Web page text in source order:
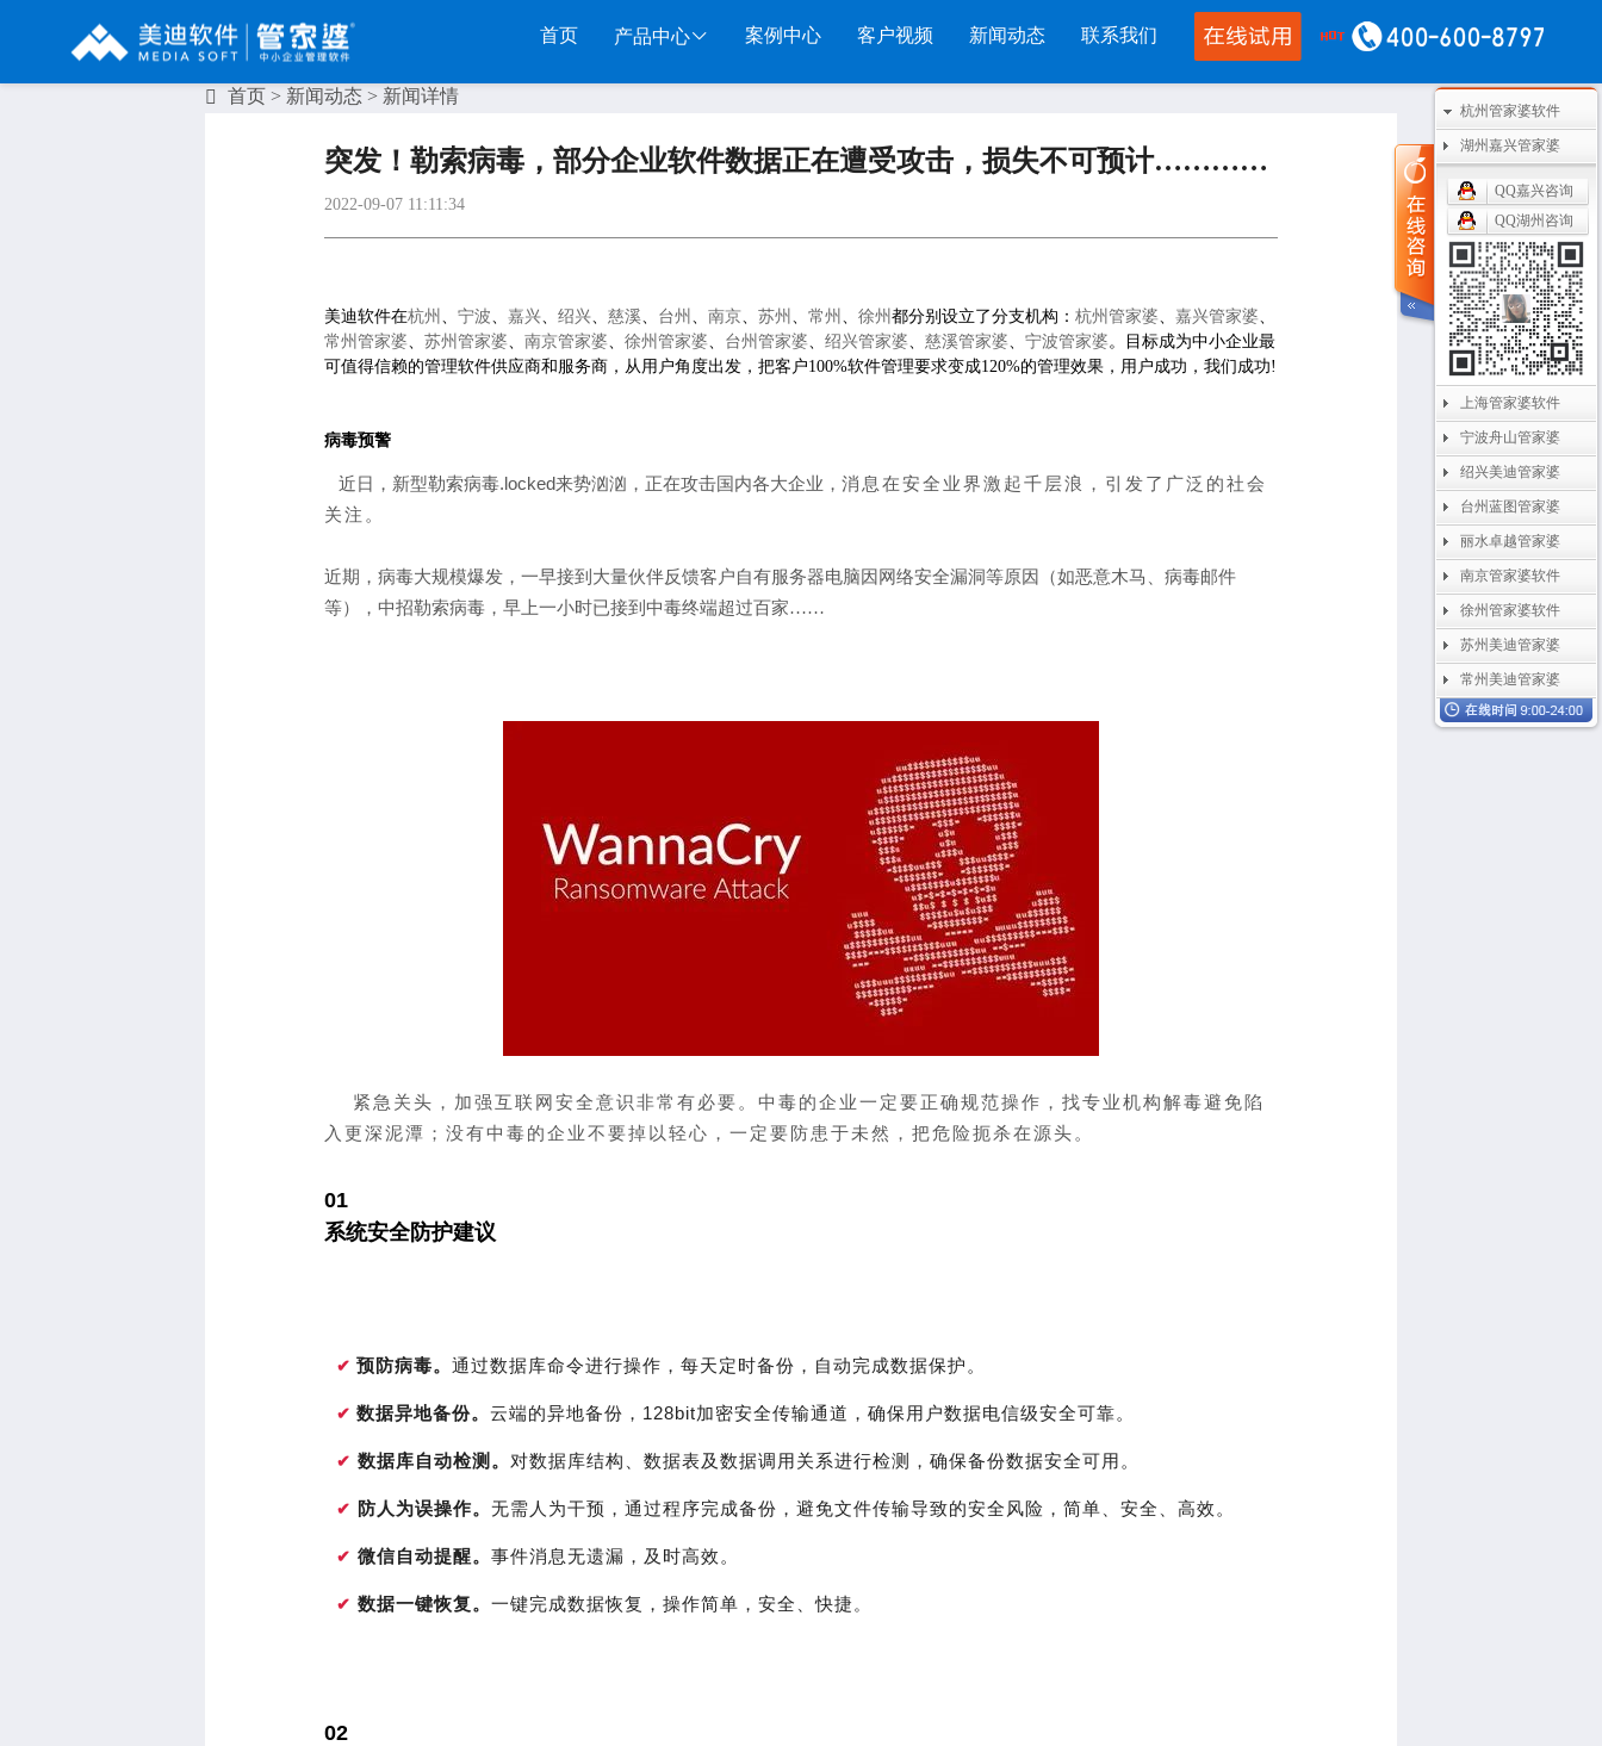
首页 产品中心
管家婆分销ERP A8
管家婆分销ERP V1
管家婆D9 SAAS
管家婆服装DRP
管家婆服装普及版
管家婆ishop SAAS
千方百剂医药药械
管家婆皮革布匹
管家婆五金建材
管家婆全渠道
管家婆易会员
有赞商城O2O
管家婆物联通手机
物联通果易
美迪数据通
管家婆天通眼
任我行指掌天下
其他产品
管家婆开票通
美迪设备数采
管家婆二次开发
管家婆支付通
管家婆云平台
美迪MES系统
管家婆服务通
案例中心 客户视频 新闻动态 联系我们
首页 > 新闻动态 > 新闻详情
突发！勒索病毒，部分企业软件数据正在遭受攻击，损失不可预计…………
2022-09-07 11:11:34
美迪软件在杭州 、 宁波、 嘉兴、 绍兴、 慈溪、 台州 、 南京、 苏州 、 常州 、 徐州 都分别设立了分支机构： 杭州管家婆、 嘉兴管家婆、
常州管家婆、 苏州管家婆、 南京管家婆、 徐州管家婆、 台州管家婆、 绍兴管家婆、 慈溪管家婆、 宁波管家婆。
目标成为中小企业最
可值得信赖的管理软件供应商和服务商，从用户角度出发，把客户100%软件管理要求变成120%的管理效果，用户成功，我们成功!
病毒预警
近日，新型勒索病毒.locked来势汹汹，正在攻击国内各大企业， 消息在安全业界激起千层浪， 引发了广泛的社会
关注。
近期，病毒大规模爆发，一早接到大量伙伴反馈客户自有服务器电脑因网络安全漏洞等原因（如恶意木马、病毒邮件
等），中招勒索病毒，早上一小时已接到中毒终端超过百家……
紧急关头，加强互联网安全意识非常有必要。中毒的企业一定要正确规范操作，找专业机构解毒避免陷
入更深泥潭； 没有中毒的企业不要掉以轻心，一定要防患于未然，把危险扼杀在源头。
01
系统安全防护建议
✔预防病毒。通过数据库命令进行操作，每天定时备份，自动完成数据保护。
✔数据异地备份。云端的异地备份，128bit加密安全传输通道，确保用户数据电信级安全可靠。
✔ 数据库自动检测 。 对数据库结构、数据表及数据调用关系进行检测，确保备份数据安全可用。
✔ 防人为误操作。 无需人为干预，通过程序完成备份，避免文件传输导致的安全风险，简单、安全、高效。
✔ 微信自动提醒。 事件消息无遗漏，及时高效。
✔ 数据一键恢复。 一键完成数据恢复，操作简单，安全、快捷 。
02
杭州管家婆软件
湖州嘉兴管家婆
QQ嘉兴咨询
QQ湖州咨询
上海管家婆软件
宁波舟山管家婆
绍兴美迪管家婆
台州蓝图管家婆
丽水卓越管家婆
南京管家婆软件
徐州管家婆软件
苏州美迪管家婆
常州美迪管家婆